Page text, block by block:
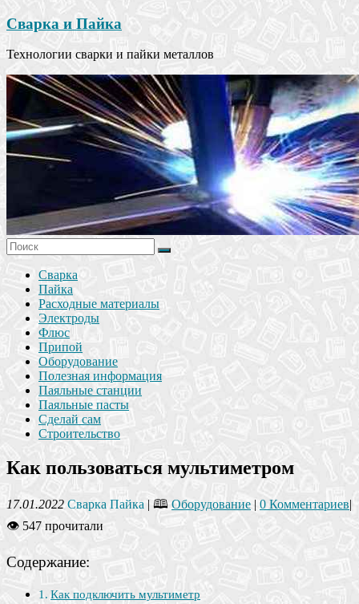
Сварка и Пайка
Технологии сварки и пайки металлов
Сварка
Пайка
Расходные материалы
Электроды
Флюс
Припой
Оборудование
Полезная информация
Паяльные станции
Паяльные пасты
Сделай сам
Строительство
Как пользоваться мультиметром
17.01.2022 Сварка Пайка | 🕮 Оборудование | 0 Комментариев|
👁 547 прочитали
Содержание:
Как подключить мультиметр